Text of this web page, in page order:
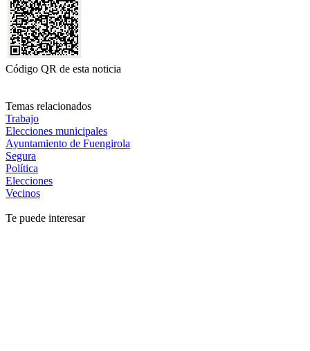
Código QR de esta noticia
Temas relacionados
Trabajo
Elecciones municipales
Ayuntamiento de Fuengirola
Segura
Política
Elecciones
Vecinos
Te puede interesar